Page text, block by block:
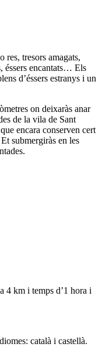
res, tresors amagats,
éssers encantats… Els
d’éssers estranys i un
on deixaràs anar
de la vila de Sant
encara conserven cert
submergiràs en les
4 km i temps d’1 hora i
català i castellà.